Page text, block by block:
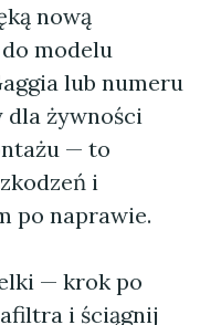
nową
modelu
lub numeru
dla żywności
— to
i
po naprawie.
— krok po
i ściągnij